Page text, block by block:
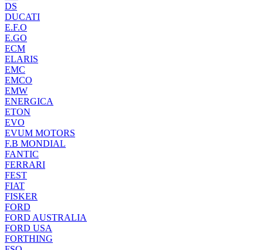
DS
DUCATI
E.F.O
E.GO
ECM
ELARIS
EMC
EMCO
EMW
ENERGICA
ETON
EVO
EVUM MOTORS
F.B MONDIAL
FANTIC
FERRARI
FEST
FIAT
FISKER
FORD
FORD AUSTRALIA
FORD USA
FORTHING